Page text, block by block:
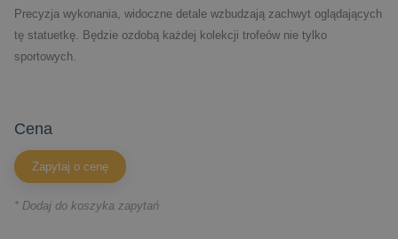
Precyzja wykonania, widoczne detale wzbudzają zachwyt oglądających
tę statuetkę. Będzie ozdobą każdej kolekcji trofeów nie tylko
sportowych.
cena
Zapytaj o cenę
* Dodaj do koszyka zapytań